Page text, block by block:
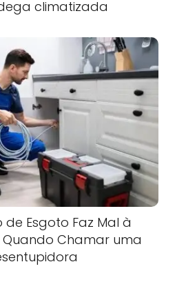
climatizada
de Esgoto Faz Mal à
Quando Chamar uma